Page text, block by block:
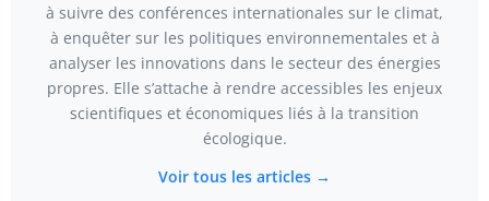
à suivre des conférences internationales sur le climat,
à enquêter sur les politiques environnementales et à
analyser les innovations dans le secteur des énergies
propres. Elle s’attache à rendre accessibles les enjeux
scientifiques et économiques liés à la transition
écologique.
Voir tous les articles →